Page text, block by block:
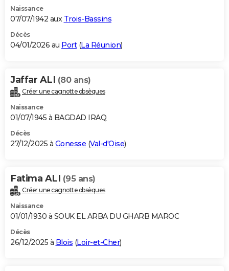
Naissance
07/07/1942 aux Trois-Bassins
Décès
04/01/2026 au Port(La Réunion)
Jaffar ALI (80 ans)
Créer une cagnotte obsèques
Naissance
01/07/1945 à BAGDAD IRAQ
Décès
27/12/2025 à Gonesse (Val-d'Oise)
Fatima ALI (95 ans)
Créer une cagnotte obsèques
Naissance
01/01/1930 à SOUK EL ARBA DU GHARB MAROC
Décès
26/12/2025 à Blois (Loir-et-Cher)